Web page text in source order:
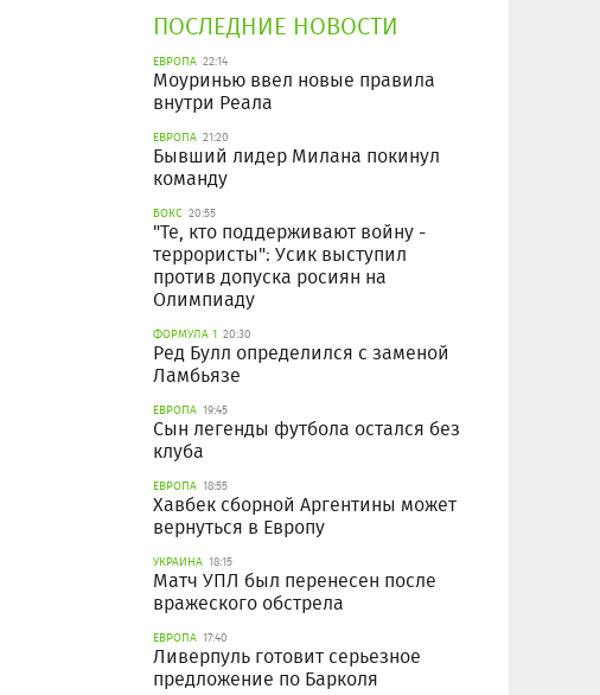
ПОСЛЕДНИЕ НОВОСТИ
ЕВРОПА 22:14
Моуринью ввел новые правила
внутри Реала
ЕВРОПА 21:20
Бывший лидер Милана покинул
команду
БОКС 20:55
"Те, кто поддерживают войну -
террористы": Усик выступил
против допуска росиян на
Олимпиаду
ФОРМУЛА 1 20:30
Ред Булл определился с заменой
Ламбьязе
ЕВРОПА 19:45
Сын легенды футбола остался без
клуба
ЕВРОПА 18:55
Хавбек сборной Аргентины может
вернуться в Европу
УКРАИНА 18:15
Матч УПЛ был перенесен после
вражеского обстрела
ЕВРОПА 17:40
Ливерпуль готовит серьезное
предложение по Барколя